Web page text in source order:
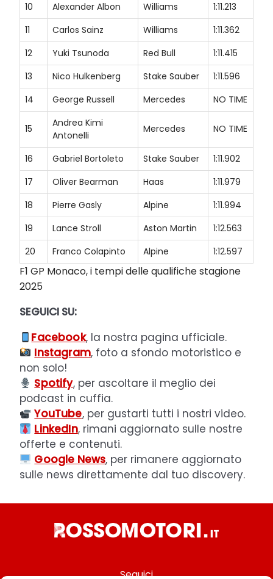
10
Alexander Albon Williams
1:11.213
11
Carlos Sainz Williams
1:11.362
12
Yuki Tsunoda Red Bull
1:11.415
13
Nico Hulkenberg Stake Sauber
1:11.596
14
George Russell Mercedes NO TIME
15
Andrea Kimi
Antonelli
Mercedes NO TIME
16 Gabriel Bortoleto Stake Sauber
1:11.902
17
Oliver Bearman Haas
1:11.979
18
Pierre Gasly Alpine
1:11.994
19
Lance Stroll Aston Martin
1:12.563
20
Franco Colapinto Alpine 1:12.597
F1 GP Monaco, i tempi delle qualifiche stagione
2025
SEGUICI SU:
Facebook, la nostra pagina ufficiale.
Instagram, foto a sfondo motoristico e
non solo!
Spotify, per ascoltare il meglio dei
podcast in cuffia.
YouTube, per gustarti tutti i nostri video.
LinkedIn, rimani aggiornato sulle nostre
offerte e contenuti.
Google News, per rimanere aggiornato
sulle news direttamente dal tuo discovery.
Seguici